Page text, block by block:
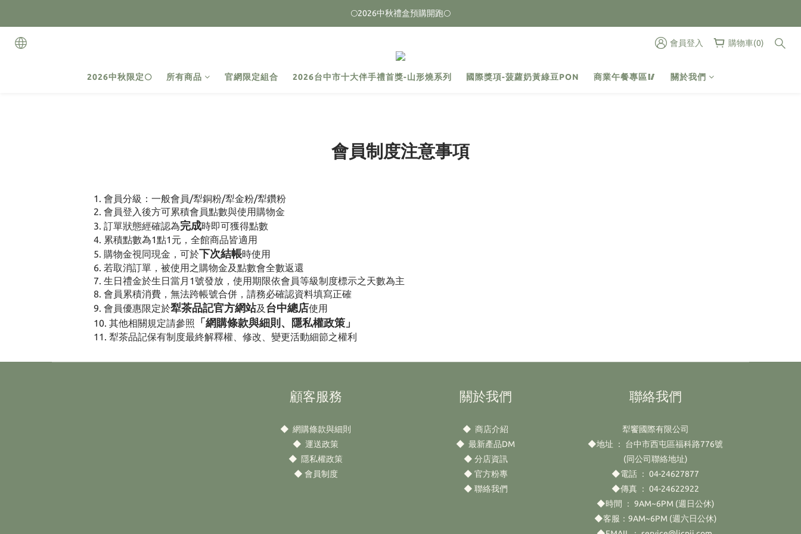
🌕2026中秋禮盒預購開跑🌕
🌕2026中秋禮盒預購開跑🌕
會員登入 購物車(0)
2026中秋限定🌕 所有商品 官網限定組合 2026台中市十大伴手禮首獎-山形燒系列 國際獎項-菠蘿奶黃綠豆PON 商業午餐專區🥢 關於我們
會員制度注意事項
會員分級：一般會員/犁銅粉/犁金粉/犁鑽粉
會員登入後方可累積會員點數與使用購物金
訂單狀態經確認為完成時即可獲得點數
累積點數為1點1元，全館商品皆適用
購物金視同現金，可於下次結帳時使用
若取消訂單，被使用之購物金及點數會全數返還
生日禮金於生日當月1號發放，使用期限依會員等級制度標示之天數為主
會員累積消費，無法跨帳號合併，請務必確認資料填寫正確
會員優惠限定於犁茶品記官方網站及 台中總店使用
其他相關規定請參照
「網購條款與細則、隱私權政策」
犁茶品記保有制度最終解釋權、修改、變更活動細節之權利
顧客服務
◆ 網購條款與細則
◆ 運送政策
◆ 隱私權政策
◆ 會員制度
關於我們
◆ 商店介紹
◆ 最新產品DM
◆ 分店資訊
◆ 官方粉專
◆ 聯絡我們
聯絡我們
犁饗國際有限公司
◆地址 ： 台中市西屯區福科路776號
(同公司聯絡地址)
◆電話 ： 04-24627877
◆傳真 ： 04-24622922
◆時間 ： 9AM~6PM (週日公休)
◆客服：9AM~6PM (週六日公休)